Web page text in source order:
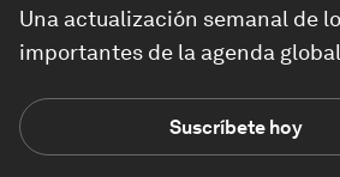
Una actualización semanal de
importantes de la agenda global
Suscríbete hoy